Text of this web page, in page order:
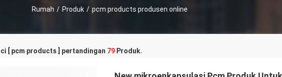
Rumah / Produk / pcm products produsen online
[ pcm products ] pertandingan 79 Produk.